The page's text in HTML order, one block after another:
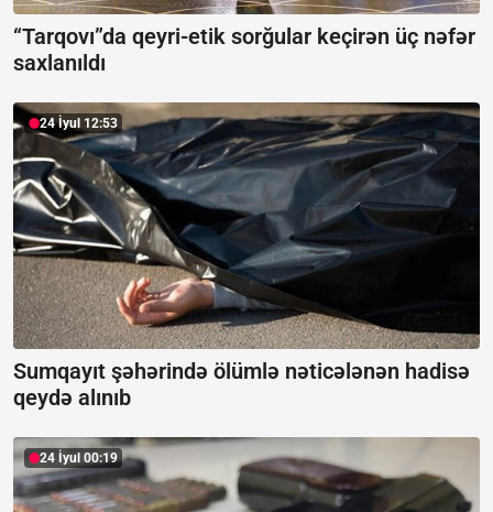
“Tarqovı”da qeyri-etik sorğular keçirən üç nəfər
saxlanıldı
24 İyul 12:53
Sumqayıt şəhərində ölümlə nəticələnən hadisə
qeydə alınıb
24 İyul 00:19